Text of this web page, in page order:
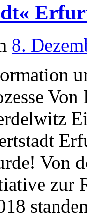
8.
Von
zur